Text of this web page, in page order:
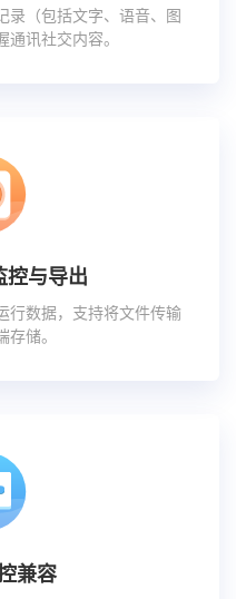
录（包括文字、语音、图
通讯社交内容。
控与导出
行数据，支持将文件传输
存储。
兼容